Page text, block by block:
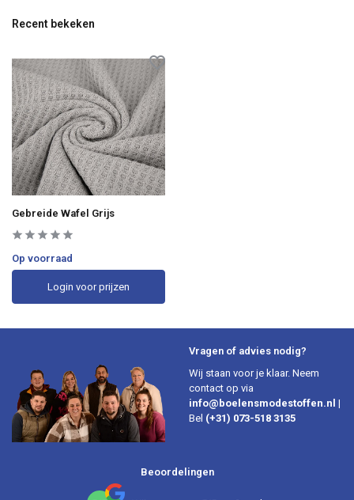
Recent bekeken
Gebreide Wafel Grijs
Op voorraad
Login voor prijzen
Vragen of advies nodig?
Wij staan voor je klaar. Neem
contact op via
info@boelensmodestoffen.nl |
Bel (+31) 073-518 3135
Beoordelingen